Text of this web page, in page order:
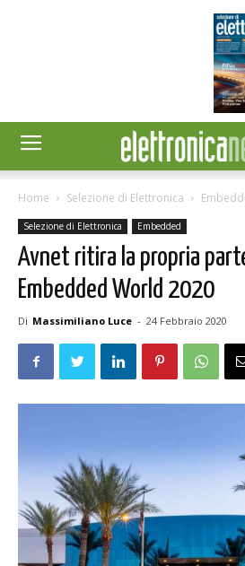
Home Selezione di Elettronica
Selezione di Elettronica Embedded
Avnet ritira la propria
Embedded World 2020
Di Massimiliano Luce - 24 Febbraio 2020